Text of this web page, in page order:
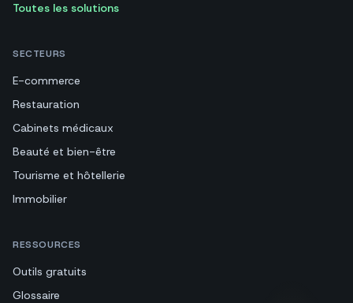
Toutes les solutions
SECTEURS
E-commerce
Restauration
Cabinets médicaux
Beauté et bien-être
Tourisme et hôtellerie
Immobilier
RESSOURCES
Outils gratuits
Glossaire